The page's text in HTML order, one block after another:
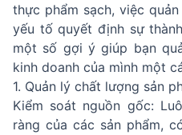
thực phẩm sạch, việc
yếu tố quyết định sự
một số gợi ý giúp bạn
kinh doanh của mình một
1. Quản lý chất lượng sản
Kiểm soát nguồn gốc:
ràng của các sản phẩm,